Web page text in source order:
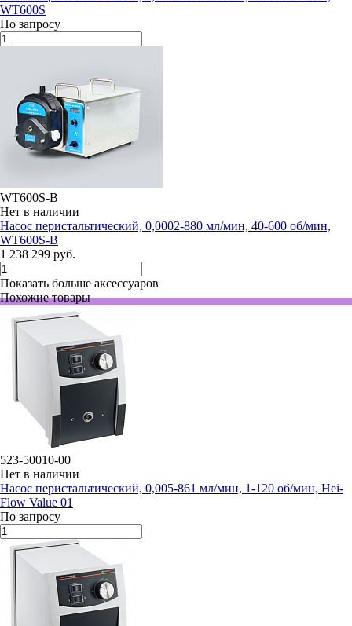
WT600S
По запросу
WT600S-B
Нет в наличии
Насос перистальтический, 0,0002-880 мл/мин, 40-600 об/мин,
WT600S-B
1 238 299 руб.
Показать больше аксессуаров
Похожие товары
523-50010-00
Нет в наличии
Насос перистальтический, 0,005-861 мл/мин, 1-120 об/мин, Hei-
Flow Value 01
По запросу